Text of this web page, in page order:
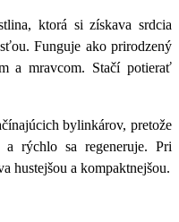
ktorá si získava srdcia
Funguje ako prirodzený
a mravcom. Stačí potierať
bylinkárov, pretože
rýchlo sa regeneruje. Pri
hustejšou a kompaktnejšou.